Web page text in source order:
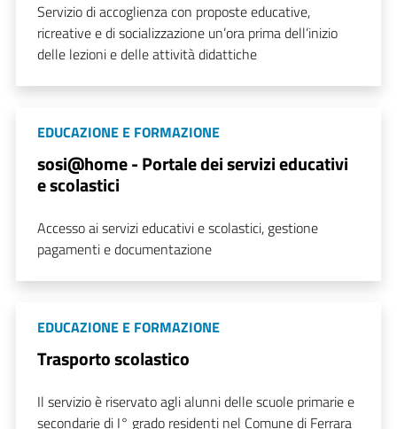
Servizio di accoglienza con proposte educative,
ricreative e di socializzazione un’ora prima dell’inizio
delle lezioni e delle attività didattiche
EDUCAZIONE E FORMAZIONE
sosi@home - Portale dei servizi educativi
e scolastici
Accesso ai servizi educativi e scolastici, gestione
pagamenti e documentazione
EDUCAZIONE E FORMAZIONE
Trasporto scolastico
Il servizio è riservato agli alunni delle scuole primarie e
secondarie di I° grado residenti nel Comune di Ferrara